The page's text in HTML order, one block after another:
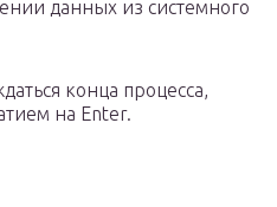
данных из системного
конца процесса,
на Enter.